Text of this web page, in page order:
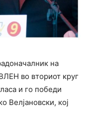
на
во вториот круг
и го победи
кој